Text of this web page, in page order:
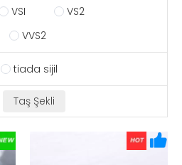
VSI
VS2
VVS2
tiada sijil